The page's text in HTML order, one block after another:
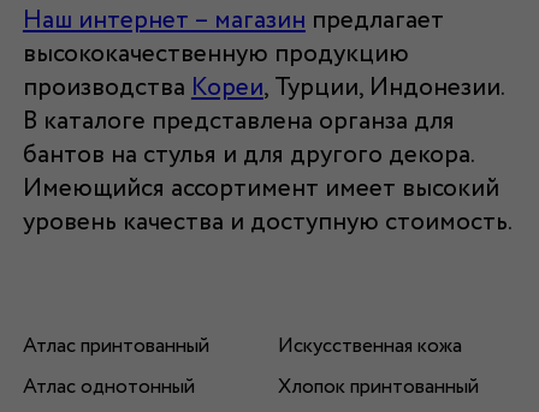
Наш интернет – магазинпредлагает
высококачественную продукцию
производстваКореи, Турции, Индонезии.
В каталоге представлена органза для
бантов на стулья и для другого декора.
Имеющийся ассортимент имеет высокий
уровень качества и доступную стоимость.
Атлас принтованный
Атлас однотонный
Искусственная кожа
Хлопок принтованный